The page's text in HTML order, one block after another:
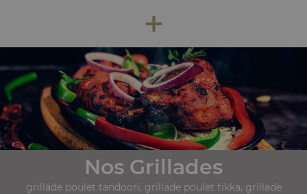
+
Nos Grillades
grillade poulet tandoori, grillade poulet tikka, grillade